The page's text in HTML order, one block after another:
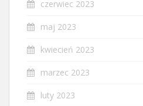
czerwiec 2023
maj 2023
kwiecień 2023
marzec 2023
luty 2023